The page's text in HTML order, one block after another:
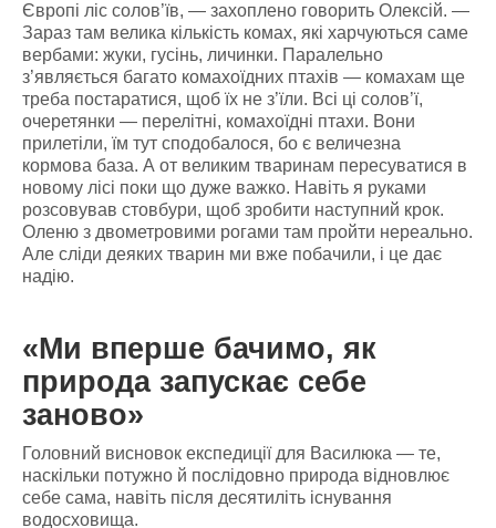
Європі ліс солов’їв, — захоплено говорить Олексій. —
Зараз там велика кількість комах, які харчуються саме
вербами: жуки, гусінь, личинки. Паралельно
з’являється багато комахоїдних птахів — комахам ще
треба постаратися, щоб їх не з’їли. Всі ці солов’ї,
очеретянки — перелітні, комахоїдні птахи. Вони
прилетіли, їм тут сподобалося, бо є величезна
кормова база. А от великим тваринам пересуватися в
новому лісі поки що дуже важко. Навіть я руками
розсовував стовбури, щоб зробити наступний крок.
Оленю з двометровими рогами там пройти нереально.
Але сліди деяких тварин ми вже побачили, і це дає
надію.
«Ми вперше бачимо, як
природа запускає себе
заново»
Головний висновок експедиції для Василюка — те,
наскільки потужно й послідовно природа відновлює
себе сама, навіть після десятиліть існування
водосховища.